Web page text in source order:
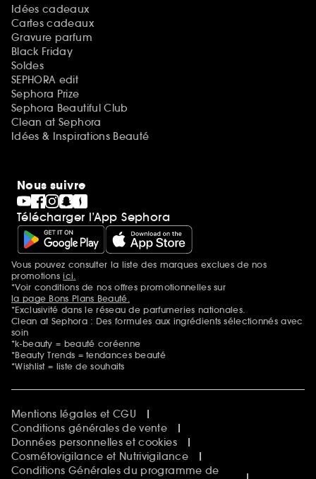
Idées cadeaux
Cartes cadeaux
Gravure parfum
Black Friday
Soldes
SEPHORA edit
Sephora Prize
Sephora Beautiful Club
Clean at Sephora
Idées & Inspirations Beauté
Nous suivre
Télécharger l’App Sephora
Mentions additionnelles
Vous pouvez consulter la liste des marques exclues de nos
promotionsici.
*Voir conditions de nos offres promotionnelles sur
la page Bons Plans Beauté.
*Exclusivité dans le réseau de parfumeries nationales.
Clean at Sephora : Des formules aux ingrédients sélectionnés avec
soin
*k-beauty = beauté coréenne
*Beauty Trends = tendances beauté
*Wishlist = liste de souhaits
Mentions légales et CGU
Conditions générales de vente
Données personnelles et cookies
Cosmétovigilance et Nutrivigilance
Conditions Générales du programme de